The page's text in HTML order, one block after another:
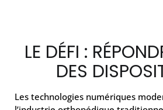
LE DÉFI :
DES
Les technologies numériques